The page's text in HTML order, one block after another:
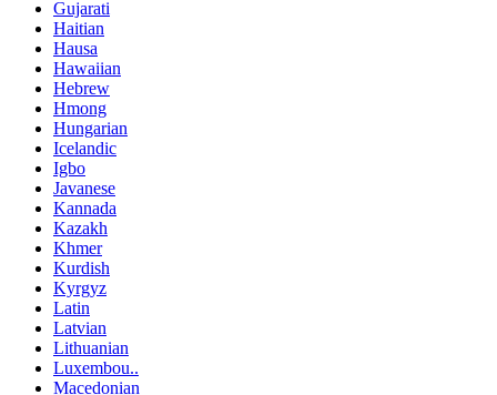
Gujarati
Haitian
Hausa
Hawaiian
Hebrew
Hmong
Hungarian
Icelandic
Igbo
Javanese
Kannada
Kazakh
Khmer
Kurdish
Kyrgyz
Latin
Latvian
Lithuanian
Luxembou..
Macedonian